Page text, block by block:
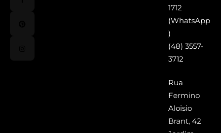
1712
(WhatsApp
)
(48) 3557-
3712
Rua
Fermino
Aloisio
Brant, 42